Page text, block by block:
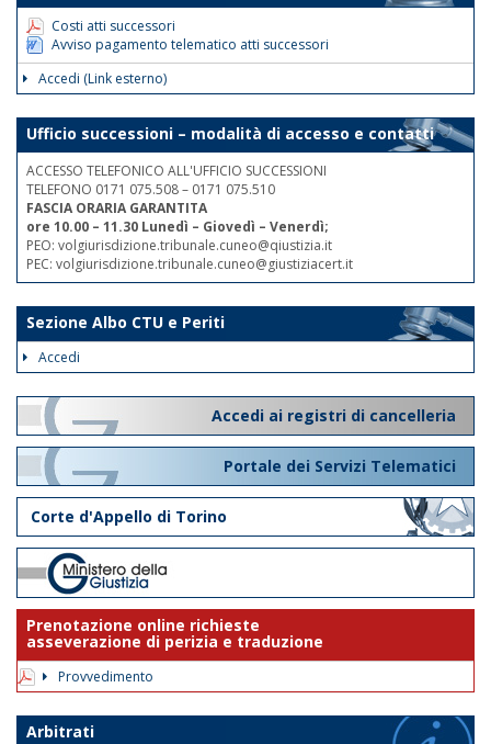
Costi atti successori
Avviso pagamento telematico atti successori
Accedi (Link esterno)
Ufficio successioni – modalità di accesso e contatti
ACCESSO TELEFONICO ALL'UFFICIO SUCCESSIONI
TELEFONO 0171 075.508 – 0171 075.510
FASCIA ORARIA GARANTITA
ore 10.00 – 11.30 Lunedì – Giovedì – Venerdì;
PEO: volgiurisdizione.tribunale.cuneo@qiustizia.it
PEC: volgiurisdizione.tribunale.cuneo@giustiziacert.it
Sezione Albo CTU e Periti
Accedi
Accedi ai registri di cancelleria
Portale dei Servizi Telematici
Corte d'Appello di Torino
Prenotazione online richieste
asseverazione di perizia e traduzione
Provvedimento
Arbitrati